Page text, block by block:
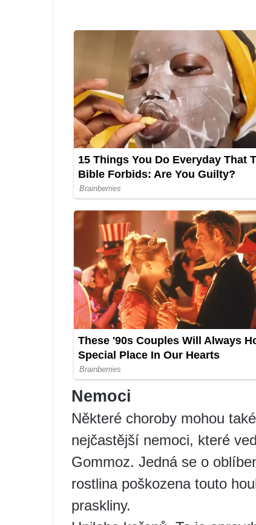
Nemoci
Některé choroby mohou
nejčastější nemoci, které
Gommoz. Jedná se o
rostlina poškozena touto
praskliny.